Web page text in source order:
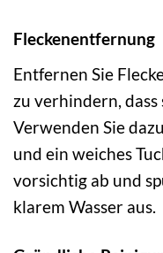
Fleckenentfernung
Entfernen Sie
zu verhindern, dass
Verwenden Sie
und ein weiches
vorsichtig ab und
klarem Wasser aus.